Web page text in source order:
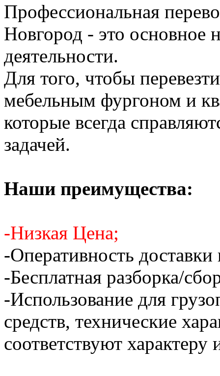
Профессиональная
Новгород - это основное
деятельности.
Для того, чтобы
мебельным фургоном и
которые всегда
задачей.
Наши преимущества:
-Низкая Цена;
-Оперативность доставки
-Бесплатная разборка/
-Использование для
средств, технические
соответствуют характеру